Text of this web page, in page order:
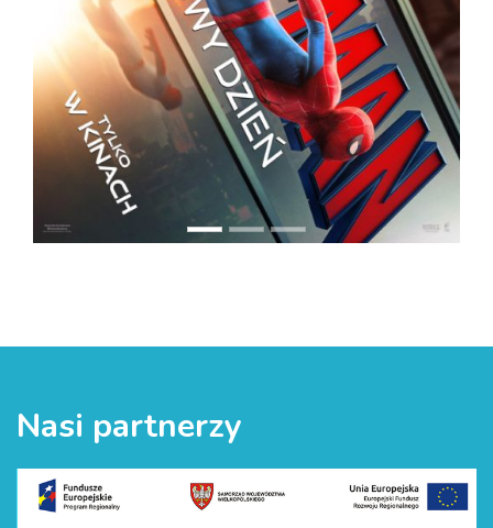
Nasi partnerzy